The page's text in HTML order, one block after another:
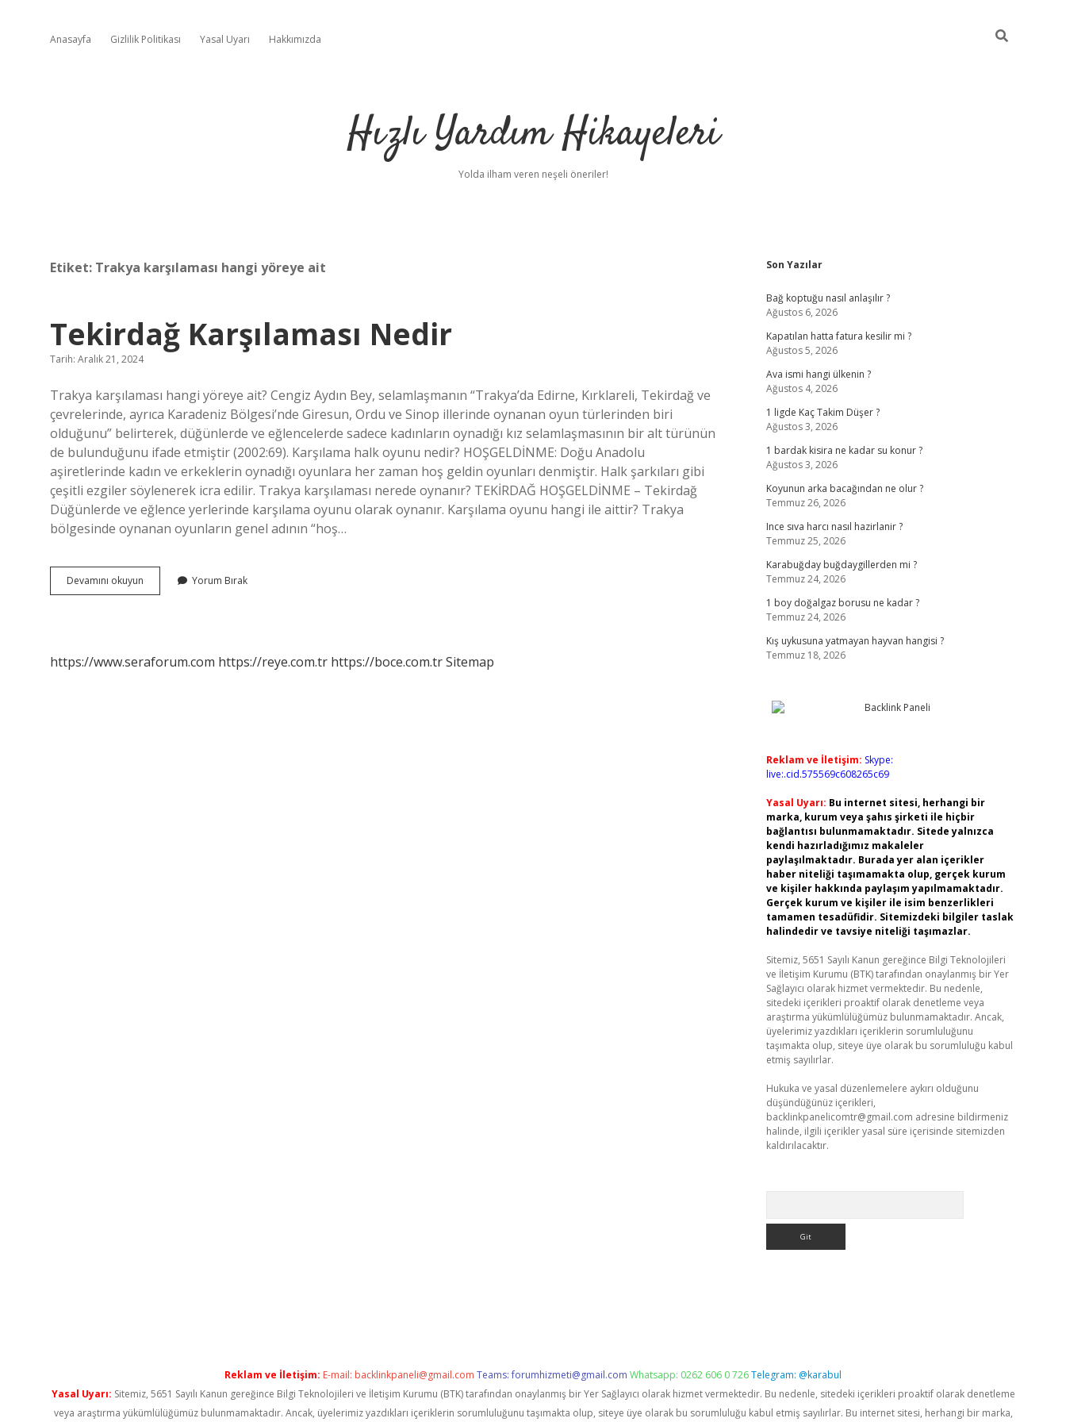
Anasayfa Gizlilik Politikası Yasal Uyarı Hakkımızda
Hızlı Yardım Hikayeleri
Yolda ilham veren neşeli öneriler!
Etiket: Trakya karşılaması hangi yöreye ait
Tekirdağ Karşılaması Nedir
Tarih: Aralık 21, 2024
Trakya karşılaması hangi yöreye ait? Cengiz Aydın Bey, selamlaşmanın “Trakya’da Edirne, Kırklareli, Tekirdağ ve
çevrelerinde, ayrıca Karadeniz Bölgesi’nde Giresun, Ordu ve Sinop illerinde oynanan oyun türlerinden biri
olduğunu” belirterek, düğünlerde ve eğlencelerde sadece kadınların oynadığı kız selamlaşmasının bir alt türünün
de bulunduğunu ifade etmiştir (2002:69). Karşılama halk oyunu nedir? HOŞGELDİNME: Doğu Anadolu
aşiretlerinde kadın ve erkeklerin oynadığı oyunlara her zaman hoş geldin oyunları denmiştir. Halk şarkıları gibi
çeşitli ezgiler söylenerek icra edilir. Trakya karşılaması nerede oynanır? TEKİRDAĞ HOŞGELDİNME – Tekirdağ
Düğünlerde ve eğlence yerlerinde karşılama oyunu olarak oynanır. Karşılama oyunu hangi ile aittir? Trakya
bölgesinde oynanan oyunların genel adının “hoş…
Devamını okuyun Tekirdağ
Karşılaması
Yorum Bırak
https://www.seraforum.com https://reye.com.tr https://boce.com.trSitemap
Sidebar
Son Yazılar
Bağ koptuğu nasıl anlaşılır ?
Ağustos 6, 2026
Kapatılan hatta fatura kesilir mi ?
Ağustos 5, 2026
Ava ismi hangi ülkenin ?
Ağustos 4, 2026
1 ligde Kaç Takim Düşer ?
Ağustos 3, 2026
1 bardak kisira ne kadar su konur ?
Ağustos 3, 2026
Koyunun arka bacağından ne olur ?
Temmuz 26, 2026
Ince sıva harcı nasıl hazirlanir ?
Temmuz 25, 2026
Karabuğday buğdaygillerden mi ?
Temmuz 24, 2026
1 boy doğalgaz borusu ne kadar ?
Temmuz 24, 2026
Kış uykusuna yatmayan hayvan hangisi ?
Temmuz 18, 2026
Reklam ve İletişim: Skype:
live:.cid.575569c608265c69
Yasal Uyarı: Bu internet sitesi, herhangi bir
marka, kurum veya şahıs şirketi ile hiçbir
bağlantısı bulunmamaktadır. Sitede yalnızca
kendi hazırladığımız makaleler
paylaşılmaktadır. Burada yer alan içerikler
haber niteliği taşımamakta olup, gerçek kurum
ve kişiler hakkında paylaşım yapılmamaktadır.
Gerçek kurum ve kişiler ile isim benzerlikleri
tamamen tesadüfidir. Sitemizdeki bilgiler taslak
halindedir ve tavsiye niteliği taşımazlar.
Sitemiz, 5651 Sayılı Kanun gereğince Bilgi Teknolojileri
ve İletişim Kurumu (BTK) tarafından onaylanmış bir Yer
Sağlayıcı olarak hizmet vermektedir. Bu nedenle,
sitedeki içerikleri proaktif olarak denetleme veya
araştırma yükümlülüğümüz bulunmamaktadır. Ancak,
üyelerimiz yazdıkları içeriklerin sorumluluğunu
taşımakta olup, siteye üye olarak bu sorumluluğu kabul
etmiş sayılırlar.
Hukuka ve yasal düzenlemelere aykırı olduğunu
düşündüğünüz içerikleri,
backlinkpanelicomtr@gmail.com adresine bildirmeniz
halinde, ilgili içerikler yasal süre içerisinde sitemizden
kaldırılacaktır.
Reklam ve İletişim: E-mail: backlinkpaneli@gmail.com Teams:forumhizmeti@gmail.com Whatsapp: 0262 606 0 726Telegram: @karabul
Yasal Uyarı: Sitemiz, 5651 Sayılı Kanun gereğince Bilgi Teknolojileri ve İletişim Kurumu (BTK) tarafından onaylanmış bir Yer Sağlayıcı olarak hizmet vermektedir. Bu nedenle, sitedeki içerikleri proaktif olarak denetleme
veya araştırma yükümlülüğümüz bulunmamaktadır. Ancak, üyelerimiz yazdıkları içeriklerin sorumluluğunu taşımakta olup, siteye üye olarak bu sorumluluğu kabul etmiş sayılırlar. Bu internet sitesi, herhangi bir marka,